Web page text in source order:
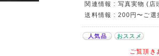
関連情報 : 写真実物 (店
送料情報 : 200円〜ご選
人気品 おススメ
ご覧頂き